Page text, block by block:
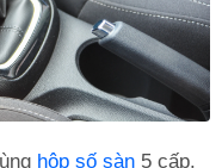
hộp số sàn 5 cấp.